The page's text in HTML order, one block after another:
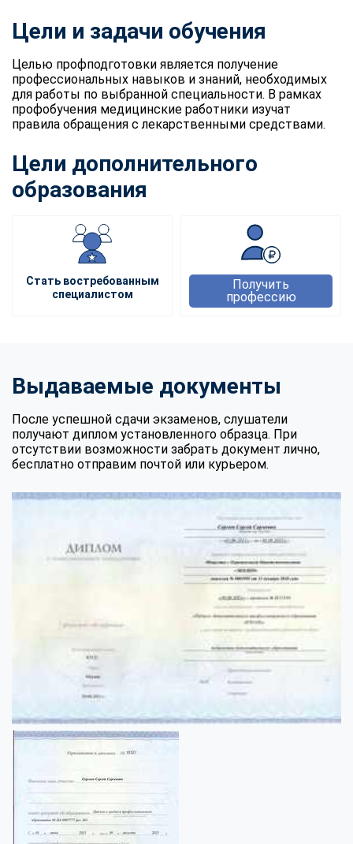
Цели и задачи обучения
Целью профподготовки является получение
профессиональных навыков и знаний, необходимых
для работы по выбранной специальности. В рамках
профобучения медицинские работники изучат
правила обращения с лекарственными средствами.
Цели дополнительного
образования
Стать востребованным
специалистом
Получить
профессию
Выдаваемые документы
После успешной сдачи экзаменов, слушатели
получают диплом установленного образца. При
отсутствии возможности забрать документ лично,
бесплатно отправим почтой или курьером.